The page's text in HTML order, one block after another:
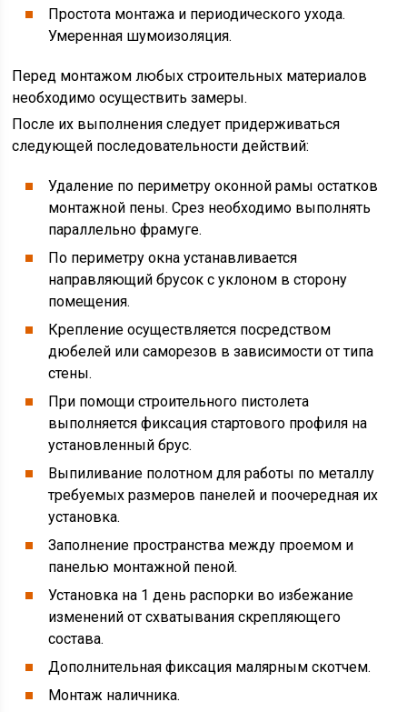
Простота монтажа и периодического ухода.
Умеренная шумоизоляция.
Перед монтажом любых строительных материалов
необходимо осуществить замеры.
После их выполнения следует придерживаться
следующей последовательности действий:
Удаление по периметру оконной рамы остатков
монтажной пены. Срез необходимо выполнять
параллельно фрамуге.
По периметру окна устанавливается
направляющий брусок с уклоном в сторону
помещения.
Крепление осуществляется посредством
дюбелей или саморезов в зависимости от типа
стены.
При помощи строительного пистолета
выполняется фиксация стартового профиля на
установленный брус.
Выпиливание полотном для работы по металлу
требуемых размеров панелей и поочередная их
установка.
Заполнение пространства между проемом и
панелью монтажной пеной.
Установка на 1 день распорки во избежание
изменений от схватывания скрепляющего
состава.
Дополнительная фиксация малярным скотчем.
Монтаж наличника.